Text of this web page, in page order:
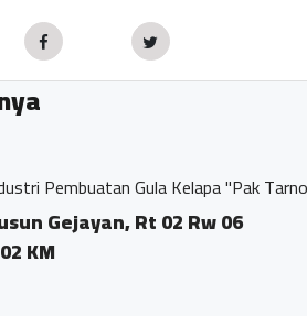
Pembuatan Gula Kelapa "Pak Tarno"
Gejayan, Rt 02 Rw 06
KM